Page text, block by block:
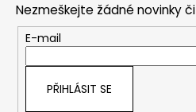
Nezmeškejte žádné novinky
E-mail
PŘIHLÁSIT SE